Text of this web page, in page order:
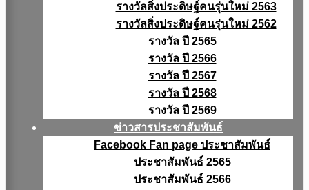
รางวัลสิ่งประดิษฐ์คนรุ่นใหม่ 2563
รางวัลสิ่งประดิษฐ์คนรุ่นใหม่ 2562
รางวัล ปี 2565
รางวัล ปี 2566
รางวัล ปี 2567
รางวัล ปี 2568
รางวัล ปี 2569
ข่าวสารประชาสัมพันธ์
Facebook Fan page ประชาสัมพันธ์
ประชาสัมพันธ์ 2565
ประชาสัมพันธ์ 2566